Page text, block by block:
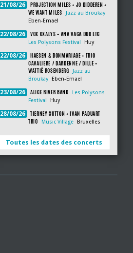
21/08/26
PROJECTION MILES + JO DIDDEREN +
WE WANT MILES
Jazz au Broukay
Eben-Emael
22/08/26 VOX OXALYS + ANA VAGA DUO ETC
Les Polysons Festival Huy
22/08/26
HAESEN & BONMARIAGE + TRIO
CAVALIERE / DARDENNE / DILLE +
WATTIÉ ROSENBERG
Jazz au
Broukay
Eben-Emael
23/08/26 ALICE RIVER BAND
Les Polysons
Festival
Huy
28/08/26
TIERNEY SUTTON + IVAN PADUART
TRIO
Music Village Bruxelles
Toutes les dates des concerts